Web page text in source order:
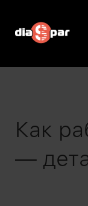
Как
—